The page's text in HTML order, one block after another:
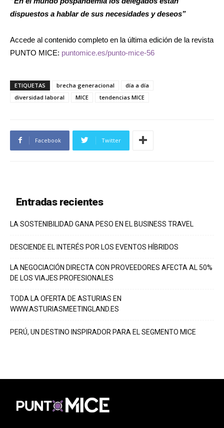
dispuestos a hablar de sus necesidades y deseos”
Accede al contenido completo en la última edición de la revista
PUNTO MICE: puntomice.es/punto-mice-56
ETIQUETAS brecha generacional
día a día
diversidad laboral
MICE tendencias MICE
Facebook Twitter
Entradas recientes
LA SOSTENIBILIDAD GANA PESO EN EL BUSINESS TRAVEL
DESCIENDE EL INTERÉS POR LOS EVENTOS HÍBRIDOS
LA NEGOCIACIÓN DIRECTA CON PROVEEDORES AFECTA AL 50%
DE LOS VIAJES PROFESIONALES
TODA LA OFERTA DE ASTURIAS EN
WWW.ASTURIASMEETINGLAND.ES
PERÚ, UN DESTINO INSPIRADOR PARA EL SEGMENTO MICE